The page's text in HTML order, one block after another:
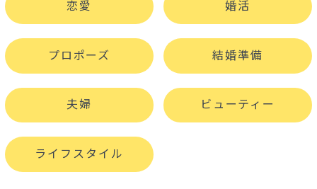
恋愛 婚活
プロポーズ 結婚準備
夫婦 ビューティー
ライフスタイル